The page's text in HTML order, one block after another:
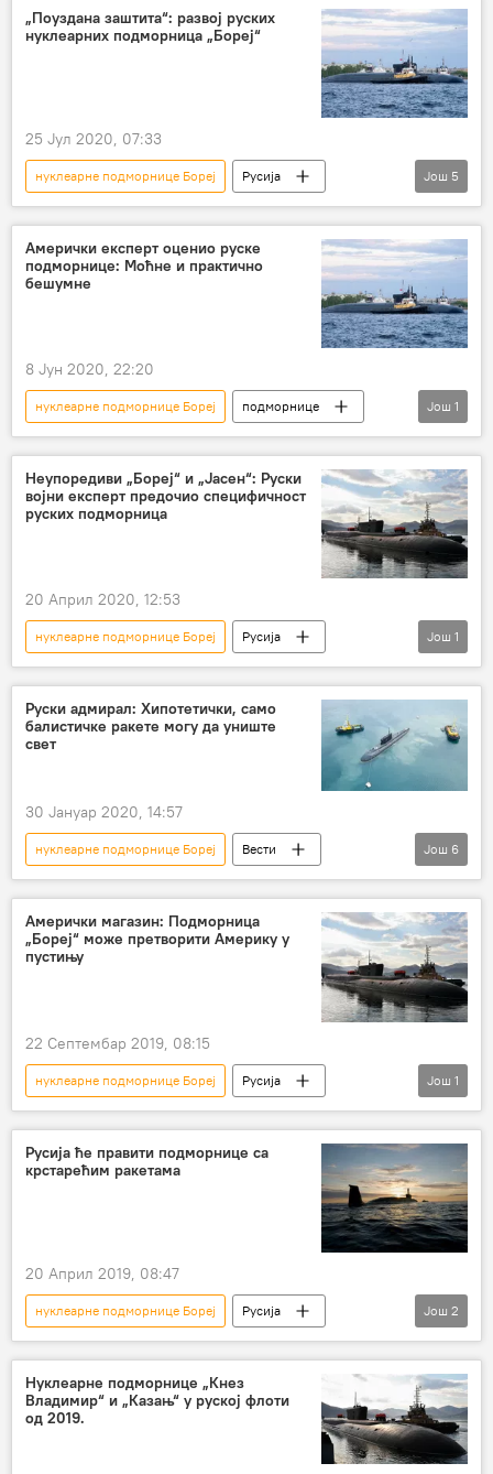
нуклеарне подморнице
„Поуздана заштита“: развој руских
нуклеарних подморница „Бореј“
25 Јул 2020, 07:33
нуклеарне подморнице Бореј
Русија
Свет
Вести
интерконтинентална балистичка ракета
Још 5
Амерички експерт оценио руске
подморнице: Моћне и практично
бешумне
8 Јун 2020, 22:20
нуклеарне подморнице Бореј
подморнице
Војска и наоружање
Још 1
Неупоредиви „Бореј“ и „Јасен“: Руски
војни експерт предочио специфичност
руских подморница
20 Април 2020, 12:53
нуклеарне подморнице Бореј
Русија
Свет
Вести
Још 1
Руски адмирал: Хипотетички, само
балистичке ракете могу да униште
свет
30 Јануар 2020, 14:57
нуклеарне подморнице Бореј
Вести
Русија
Свет
подморница
оружје
"Калибар"
Још 6
Амерички магазин: Подморница
„Бореј“ може претворити Америку у
пустињу
22 Септембар 2019, 08:15
нуклеарне подморнице Бореј
Русија
Свет
Вести
Још 1
Русија ће правити подморнице са
крстарећим ракетама
20 Април 2019, 08:47
нуклеарне подморнице Бореј
Русија
Вести
Свет
Још 2
Нуклеарне подморнице „Кнез
Владимир“ и „Казањ“ у руској флоти
од 2019.